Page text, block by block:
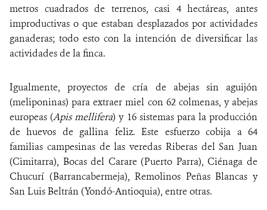
metros cuadrados de terrenos, casi 4 hectáreas, antes
improductivas o que estaban desplazados por actividades
ganaderas; todo esto con la intención de diversificar las
actividades de la finca.
Igualmente, proyectos de cría de abejas sin aguijón
(meliponinas) para extraer miel con 62 colmenas, y abejas
europeas (Apis mellifera) y 16 sistemas para la producción
de huevos de gallina feliz. Este esfuerzo cobija a 64
familias campesinas de las veredas Riberas del San Juan
(Cimitarra), Bocas del Carare (Puerto Parra), Ciénaga de
Chucurí (Barrancabermeja), Remolinos Peñas Blancas y
San Luis Beltrán (Yondó-Antioquia), entre otras.